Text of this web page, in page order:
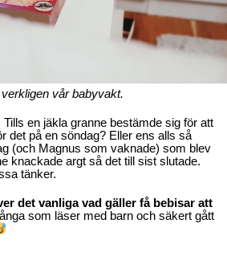
vår babyvakt.
Tills en jäkla granne bestämde sig för att
det på en söndag? Eller ens alls så
(och Magnus som vaknade) som blev
knackade argt så det till sist slutade.
tänker.
det vanliga vad gäller få bebisar att
som läser med barn och säkert gått